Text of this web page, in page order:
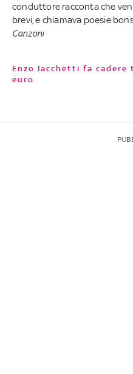
conduttore racconta che
brevi, e chiamava poesie
Canzoni
Enzo Iacchetti fa cadere tartufo bianco da 5mila
euro